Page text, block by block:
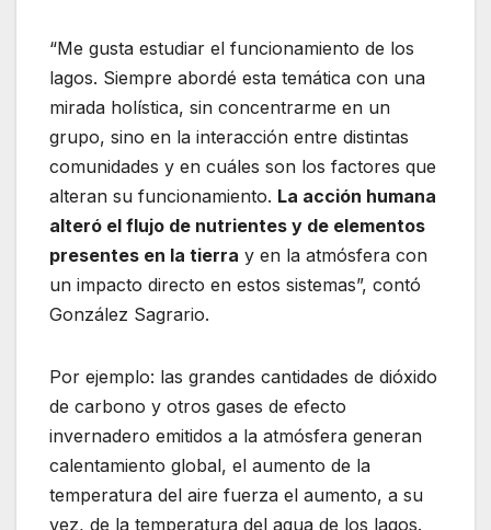
“Me gusta estudiar el funcionamiento de los
lagos. Siempre abordé esta temática con una
mirada holística, sin concentrarme en un
grupo, sino en la interacción entre distintas
comunidades y en cuáles son los factores que
alteran su funcionamiento. La acción humana
alteró el flujo de nutrientes y de elementos
presentes en la tierra y en la atmósfera con
un impacto directo en estos sistemas”, contó
González Sagrario.
Por ejemplo: las grandes cantidades de dióxido
de carbono y otros gases de efecto
invernadero emitidos a la atmósfera generan
calentamiento global, el aumento de la
temperatura del aire fuerza el aumento, a su
vez, de la temperatura del agua de los lagos.